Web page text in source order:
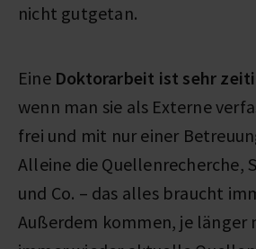
nicht gutgetan.
Eine Doktorarbeit ist sehr
wenn man sie als Externe
frei und mit nur einer
Alleine die Quellenrecherche,
und Co. – das alles braucht
Außerdem kommen, je länger